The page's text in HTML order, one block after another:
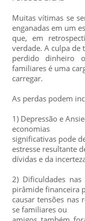
Muitas vítimas se
enganadas em um
que, em
verdade. A culpa de
perdido dinheiro
familiares é uma
carregar.
As perdas podem
1) Depressão e
economias
significativas pode
estresse resultante
dívidas e da
2) Dificuldades
pirâmide financeira
causar tensões nas
se familiares ou